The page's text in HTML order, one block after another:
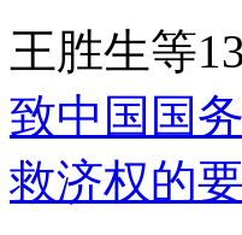
王胜生等
致中国国
救济权的